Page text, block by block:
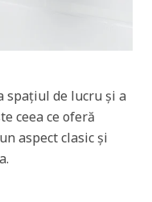
spațiul de lucru și a
ceea ce oferă
aspect clasic și